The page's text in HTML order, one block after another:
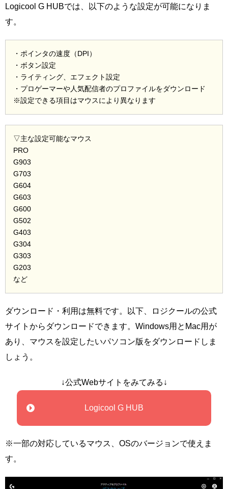
Logicool G HUBでは、以下のような設定が可能になりま
す。
・ポインタの速度（DPI）
・ボタン設定
・ライティング、エフェクト設定
・プロゲーマーや人気配信者のプロファイルをダウンロード
※設定できる項目はマウスにより異なります
▽主な設定可能なマウス
PRO
G903
G703
G604
G603
G600
G502
G403
G304
G303
G203
など
ダウンロード・利用は無料です。以下、ロジクールの公式
サイトからダウンロードできます。Windows用とMac用が
あり、マウスを設定したいパソコン版をダウンロードしま
しょう。
↓公式Webサイトをみてみる↓
Logicool G HUB
※一部の対応しているマウス、OSのバージョンで使えま
す。